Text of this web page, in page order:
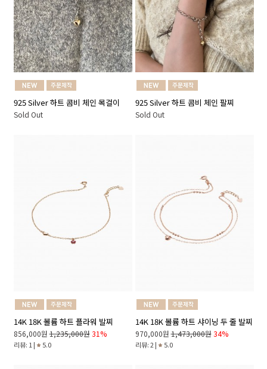
925 Silver 하트 콤비 체인 목걸이
Sold Out
925 Silver 하트 콤비 체인 팔찌
Sold Out
14K 18K 볼륨 하트 플라워 발찌
856,000원 1,235,000원 31%
리뷰: 1 | 5.0
14K 18K 볼륨 하트 샤이닝 두 줄 발찌
970,000원 1,473,000원 34%
리뷰: 2 | 5.0